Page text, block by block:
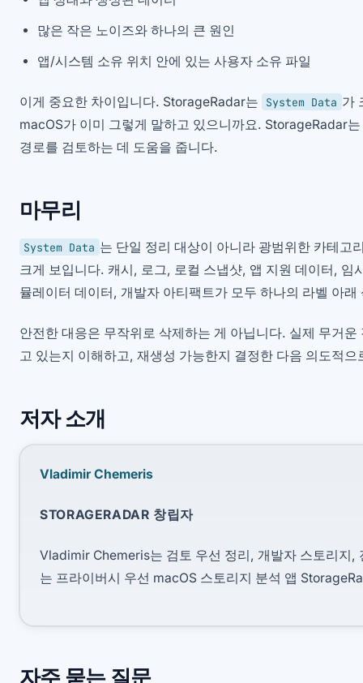
많은 작은 노이즈와 하나의 큰 원인
앱/시스템 소유 위치 안에 있는 사용자 소유 파일
이게 중요한 차이입니다. StorageRadar는 System Data 가
macOS가 이미 그렇게 말하고 있으니까요. StorageRadar
경로를 검토하는 데 도움을 줍니다.
마무리
System Data 는 단일 정리 대상이 아니라 광범위한 카테고
크게 보입니다. 캐시, 로그, 로컬 스냅샷, 앱 지원 데이터, 임
뮬레이터 데이터, 개발자 아티팩트가 모두 하나의 라벨 아
안전한 대응은 무작위로 삭제하는 게 아닙니다. 실제 무거
고 있는지 이해하고, 재생성 가능한지 결정한 다음 의도적
저자 소개
Vladimir Chemeris
STORAGERADAR 창립자
Vladimir Chemeris는 검토 우선 정리, 개발자 스토리지,
는 프라이버시 우선 macOS 스토리지 분석 앱
자주 묻는 질문